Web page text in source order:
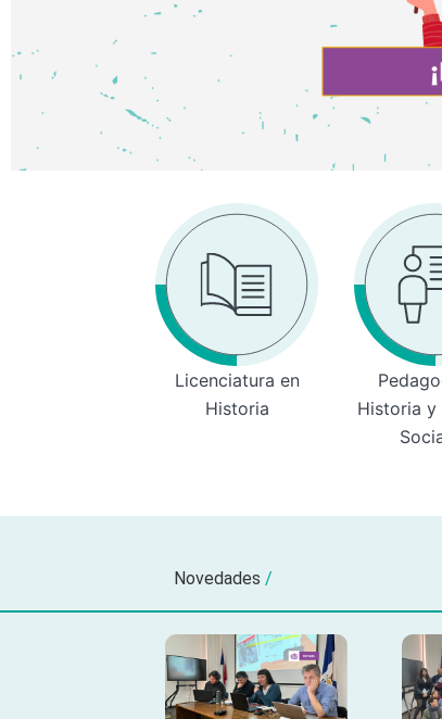
Licenciatura en
Historia
Historia y
Novedades /